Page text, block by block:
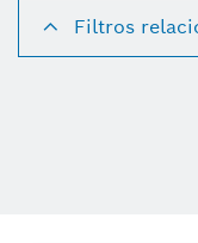
Filtros